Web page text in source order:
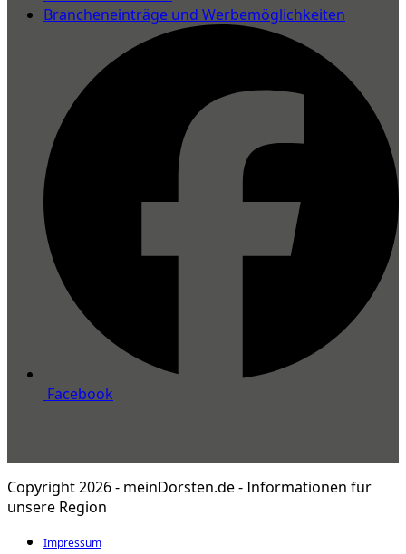
Brancheneinträge und Werbemöglichkeiten
Facebook
Copyright 2026 - meinDorsten.de - Informationen für
unsere Region
Impressum